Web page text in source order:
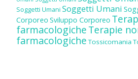
Soggetti Umani Soggetti Umani
Corporeo Sviluppo Corporeo
farmacologicheTerapie
farmacologiche Tossicomania